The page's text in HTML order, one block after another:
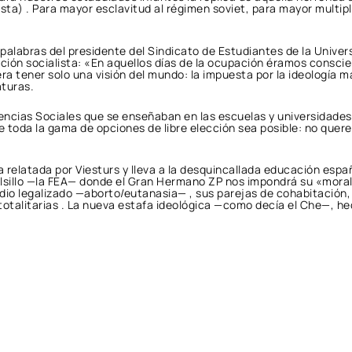
. Para mayor esclavitud al régimen soviet, para mayor
del presidente del Sindicato de Estudiantes de la
socialista: «En aquellos días de la ocupación éramos
tener solo una visión del mundo: la impuesta por la ideología
Sociales que se enseñaban en las escuelas y
la gama de opciones de libre elección sea posible: no
por Viesturs y lleva a la desquincallada educación
—la FEA— donde el Gran Hermano ZP nos impondrá su
legalizado —aborto/eutanasia— , sus parejas de
. La nueva estafa ideológica —como decía el Che—,